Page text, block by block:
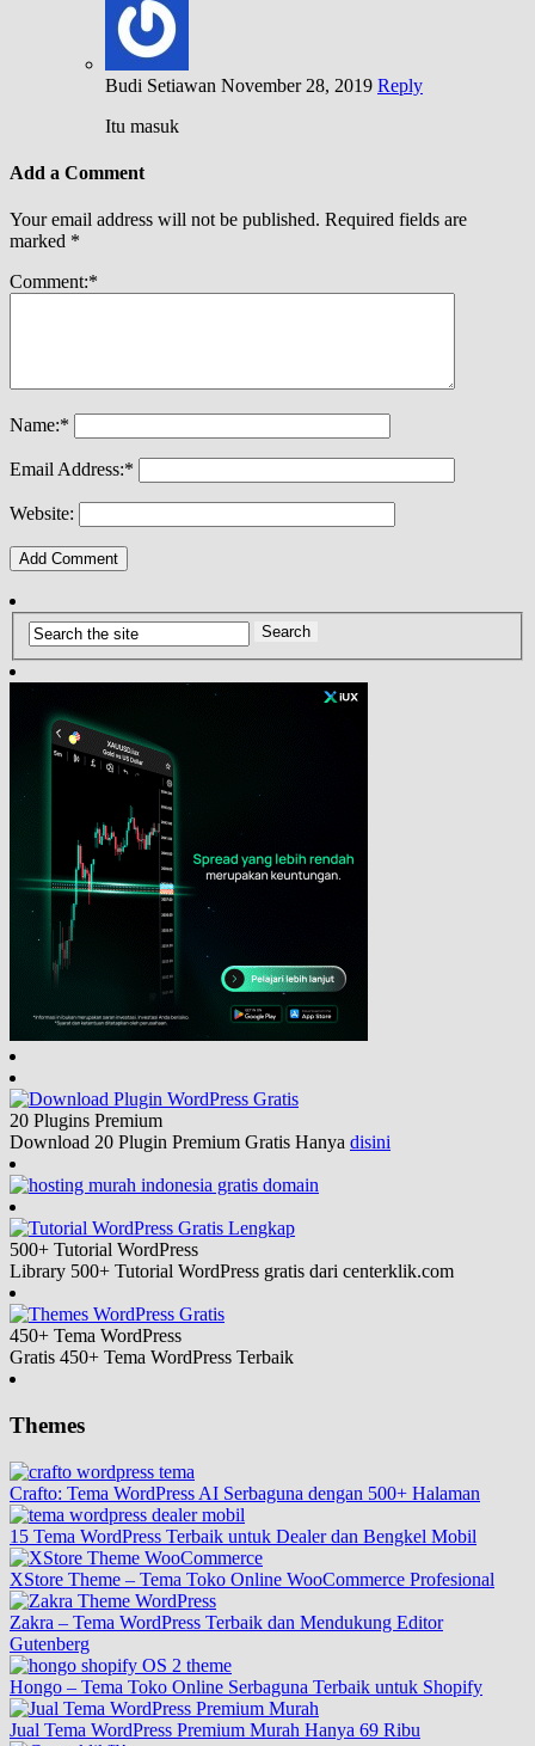
Budi Setiawan November 28, 2019 Reply
Itu masuk
Add a Comment
Your email address will not be published. Required fields are
marked *
Comment:*
Name:*
Email Address:*
Website:
20 Plugins Premium
Download 20 Plugin Premium Gratis Hanya disini
500+ Tutorial WordPress
Library 500+ Tutorial WordPress gratis dari centerklik.com
450+ Tema WordPress
Gratis 450+ Tema WordPress Terbaik
Themes
Crafto: Tema WordPress AI Serbaguna dengan 500+ Halaman
15 Tema WordPress Terbaik untuk Dealer dan Bengkel Mobil
XStore Theme – Tema Toko Online WooCommerce Profesional
Zakra – Tema WordPress Terbaik dan Mendukung Editor
Gutenberg
Hongo – Tema Toko Online Serbaguna Terbaik untuk Shopify
Jual Tema WordPress Premium Murah Hanya 69 Ribu